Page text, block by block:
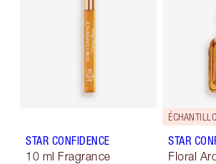
STAR CONFIDENCE
10 ml Fragrance
STAR
Floral